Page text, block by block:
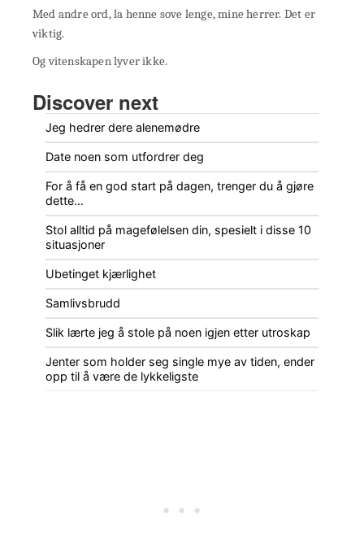
Med andre ord, la henne sove lenge, mine herrer. Det er
viktig.
Og vitenskapen lyver ikke.
Discover next
Jeg hedrer dere alenemødre
Date noen som utfordrer deg
For å få en god start på dagen, trenger du å gjøre
dette…
Stol alltid på magefølelsen din, spesielt i disse 10
situasjoner
Ubetinget kjærlighet
Samlivsbrudd
Slik lærte jeg å stole på noen igjen etter utroskap
Jenter som holder seg single mye av tiden, ender
opp til å være de lykkeligste